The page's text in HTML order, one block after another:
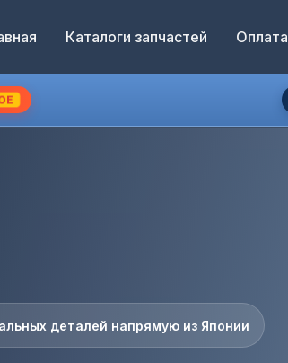
Каталоги запчастей Оплата
деталей напрямую из Японии